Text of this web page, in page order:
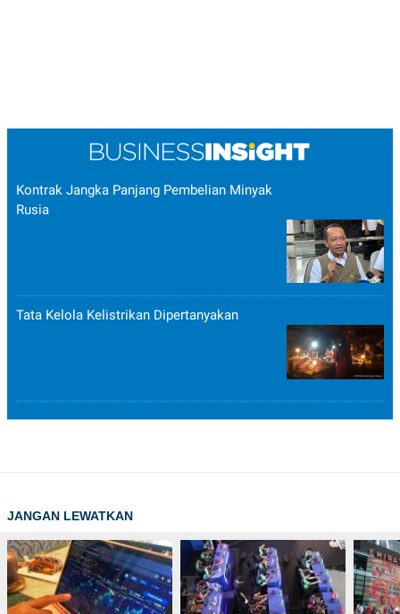
Kontrak Jangka Panjang Pembelian Minyak
Rusia
Tata Kelola Kelistrikan Dipertanyakan
JANGAN LEWATKAN